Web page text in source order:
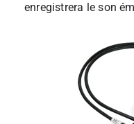
enregistrera le son